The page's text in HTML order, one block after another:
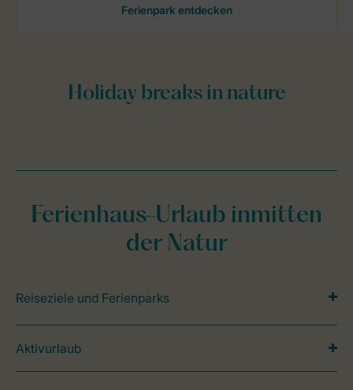
Ferienhaus-Urlaub inmitten
der Natur
Reiseziele und Ferienparks
Aktivurlaub